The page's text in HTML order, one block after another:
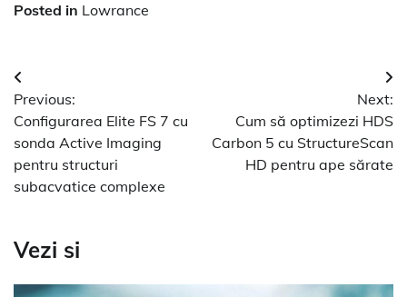
Posted in Lowrance
Navigare
în
articole
Previous:
Configurarea Elite FS 7 cu
sonda Active Imaging
pentru structuri
subacvatice complexe
Next:
Cum să optimizezi HDS
Carbon 5 cu StructureScan
HD pentru ape sărate
Vezi si